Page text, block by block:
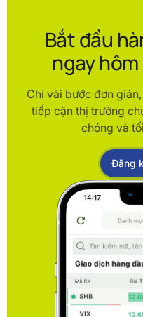
Bắt đầu
ngay hôm
Chỉ vài bước đơn
tiếp cận thị trường
chóng và
Đăng